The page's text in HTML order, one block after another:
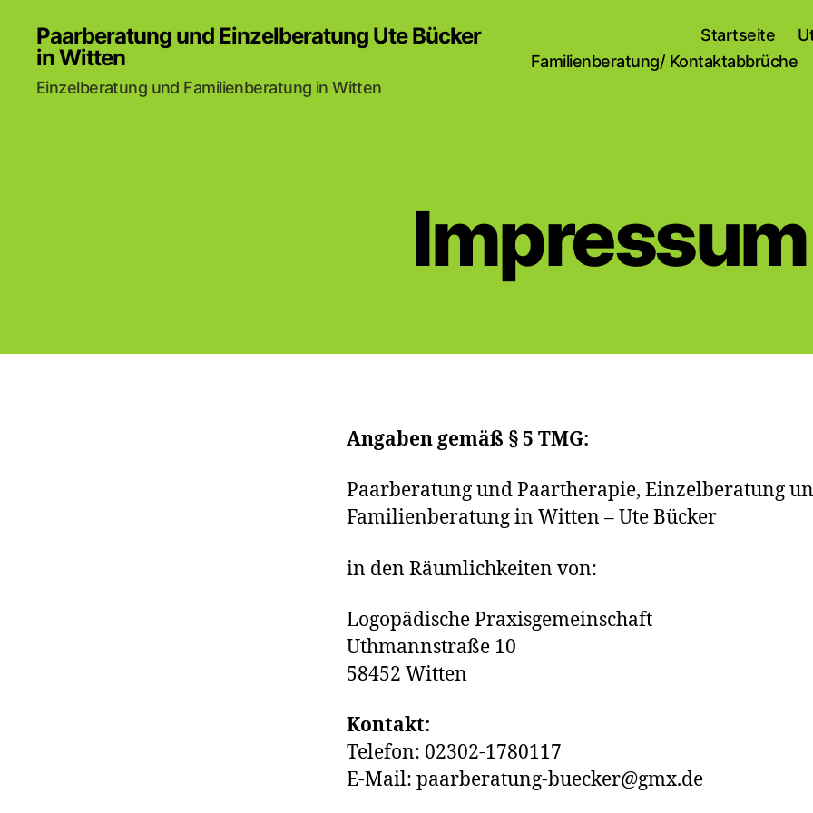
Paarberatung und Einzelberatung Ute Bücker
in Witten
Einzelberatung und Familienberatung in Witten
Startseite
Familienberatung/ Kontaktabbrüche
Impressum
Angaben gemäß § 5 TMG:
Paarberatung und Paartherapie, Einzelberatung
Familienberatung in Witten – Ute Bücker
in den Räumlichkeiten von:
Logopädische Praxisgemeinschaft
Uthmannstraße 10
58452 Witten
Kontakt:
Telefon: 02302-1780117
E-Mail: paarberatung-buecker@gmx.de